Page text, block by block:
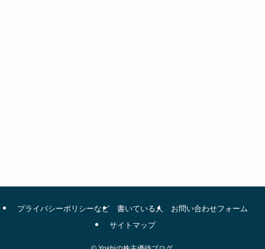
プライバシーポリシーなど 書いている人
お問い合わせフォーム
サイトマップ